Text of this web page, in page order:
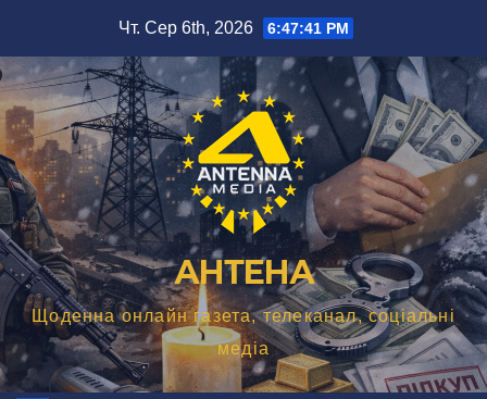
вмісту
Чт. Сер 6th, 2026 6:47:42 PM
АНТЕНА
Щоденна онлайн газета, телеканал, соціальні
медіа